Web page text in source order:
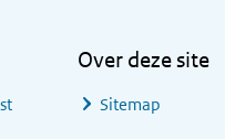
Over deze site
Sitemap